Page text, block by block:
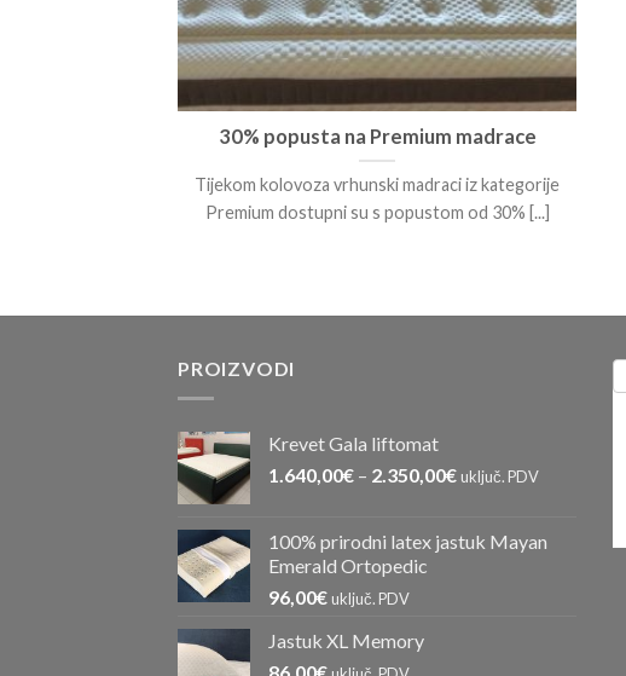
30% popusta na Premium madrace
Tijekom kolovoza vrhunski madraci iz kategorije
Premium dostupni su s popustom od 30% [...]
PROIZVODI
Krevet Gala liftomat
1.640,00€ – 2.350,00€ uključ. PDV
100% prirodni latex jastuk Mayan
Emerald Ortopedic
96,00€ uključ. PDV
Jastuk XL Memory